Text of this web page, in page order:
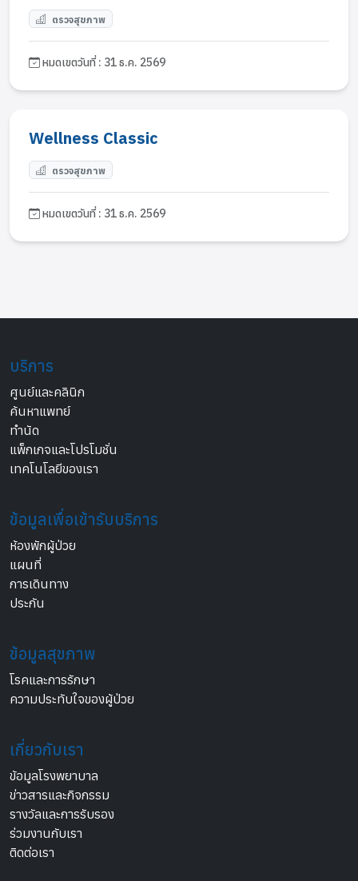
ตรวจสุขภาพ
หมดเขตวันที่ : 31 ธ.ค. 2569
Wellness Classic
ตรวจสุขภาพ
หมดเขตวันที่ : 31 ธ.ค. 2569
บริการ
ศูนย์และคลินิก
ค้นหาแพทย์
ทำนัด
แพ็กเกจและโปรโมชั่น
เทคโนโลยีของเรา
ข้อมูลเพื่อเข้ารับบริการ
ห้องพักผู้ป่วย
แผนที่
การเดินทาง
ประกัน
ข้อมูลสุขภาพ
โรคและการรักษา
ความประทับใจของผู้ป่วย
เกี่ยวกับเรา
ข้อมูลโรงพยาบาล
ข่าวสารและกิจกรรม
รางวัลและการรับรอง
ร่วมงานกับเรา
ติดต่อเรา